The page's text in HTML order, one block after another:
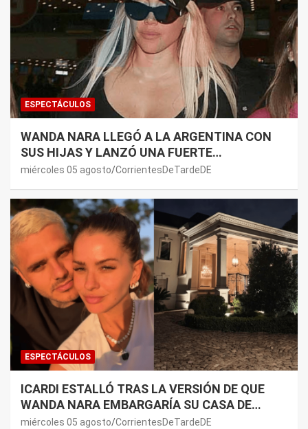
ESPECTÁCULOS
WANDA NARA LLEGÓ A LA ARGENTINA CON
SUS HIJAS Y LANZÓ UNA FUERTE
PREMONICIÓN SOBRE MAURO ICARDI
miércoles 05 agosto CorrientesDeTardeDE
ESPECTÁCULOS
ICARDI ESTALLÓ TRAS LA VERSIÓN DE QUE
WANDA NARA EMBARGARÍA SU CASA DE
NORDELTA: “NECESITAN RASCAR DE ALGÚN
miércoles 05 agosto CorrientesDeTardeDE